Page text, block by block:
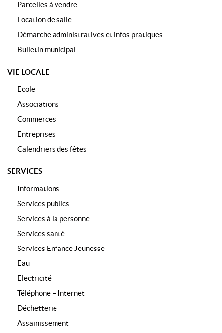
Parcelles à vendre
Location de salle
Démarche administratives et infos pratiques
Bulletin municipal
VIE LOCALE
Ecole
Associations
Commerces
Entreprises
Calendriers des fêtes
SERVICES
Informations
Services publics
Services à la personne
Services santé
Services Enfance Jeunesse
Eau
Electricité
Téléphone – Internet
Déchetterie
Assainissement